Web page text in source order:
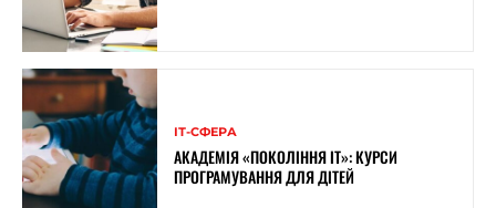
ІТ-СФЕРА
АКАДЕМІЯ «ПОКОЛІННЯ ІТ»: КУРСИ
ПРОГРАМУВАННЯ ДЛЯ ДІТЕЙ